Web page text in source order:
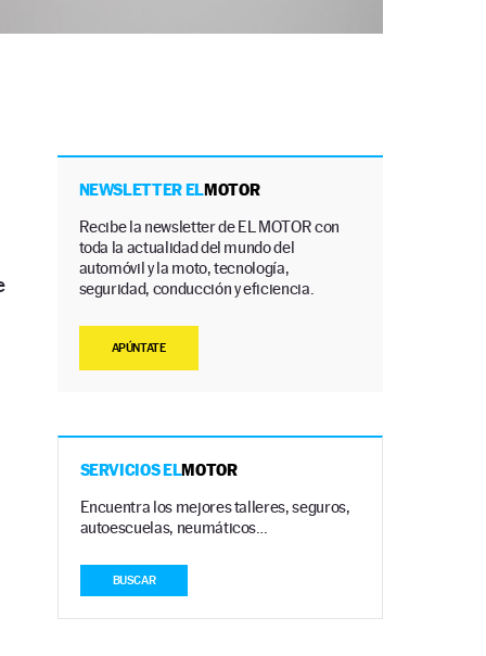
NEWSLETTER ELMOTOR
Recibe la newsletter de EL MOTOR con
toda la actualidad del mundo del
automóvil y la moto, tecnología,
seguridad, conducción y eficiencia.
APÚNTATE
SERVICIOS ELMOTOR
Encuentra los mejores talleres, seguros,
autoescuelas, neumáticos…
BUSCAR